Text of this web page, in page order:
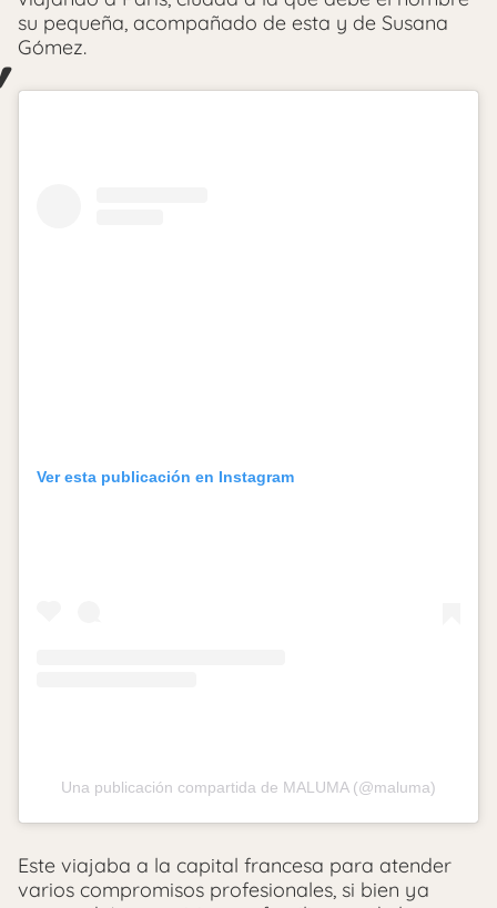
su pequeña, acompañado de esta y de Susana
Gómez.
Ver esta publicación en Instagram
Una publicación compartida de MALUMA (@maluma)
Este viajaba a la capital francesa para atender
varios compromisos profesionales, si bien ya